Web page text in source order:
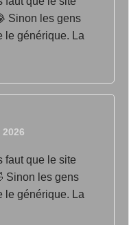
Sinon les gens
le générique. La
faut que le site
Sinon les gens
le générique. La